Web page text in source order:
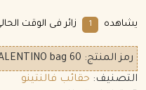
يشاهده 8 زائر فى الوقت
رمز المنتج: bag 60
التصنيف: حقائب فالنتينو